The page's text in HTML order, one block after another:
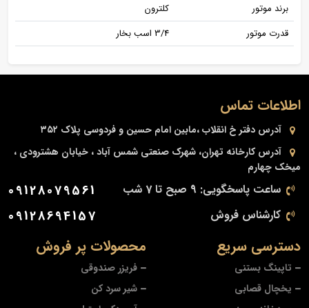
برند موتور
کلترون
قدرت موتور
3/4 اسب بخار
محصولات پر فروش
فریزر صندوقی
شیر سرد کن
دسترسی سریع
تاپینگ بستنی
یخچال قصابی
اطلاعات تماس
آدرس دفتر خ انقلاب ،مابین امام حسین و فردوسی پلاک ۳۵۲
آدرس کارخانه تهران، شهرک صنعتی شمس آباد ، خیابان هشترودی ،
میخک چهارم
ساعت پاسخگویی: 9 صبح تا 7 شب 09128079561
کارشناس فروش 09128694157